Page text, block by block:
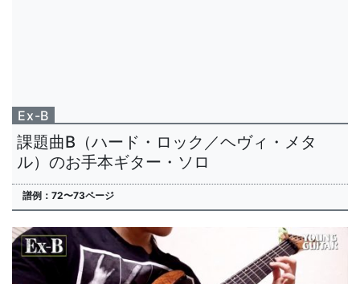
Ex-B
課題曲B（ハード・ロック／ヘヴィ・メタ
ル）のお手本ギター・ソロ
譜例：72〜73ページ